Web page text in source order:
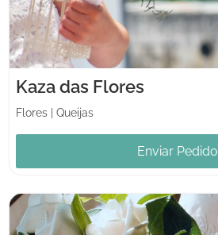
Kaza das Flores
Flores Queijas
Enviar Pedido